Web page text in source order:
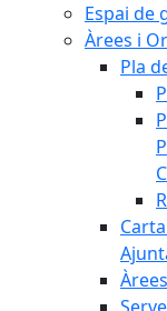
Espai de
Àrees i
Pla